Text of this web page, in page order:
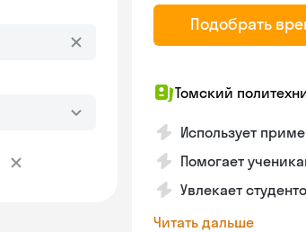
Подобрать
Томский
Использует
Помогает
Увлекает
Читать дальше